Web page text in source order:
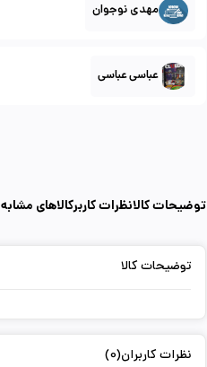
مهدی نوجوان
عباسی عباسی
توضیحات کالانظرات کاربرکالاهای مشابه
توضیحات کالا
نظرات کاربران(0)